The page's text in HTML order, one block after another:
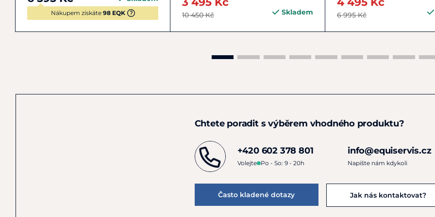
Nákupem získáte 98 EQK 10 450 Kč Skladem 6 995 Kč
Chtete poradit s výběrem vhodného produktu?
+420 602 378 801
Volejte Po - So: 9 - 20h
info@equiservis.cz
Napište nám kdykoli
Často kladené dotazy Jak nás kontaktovat?